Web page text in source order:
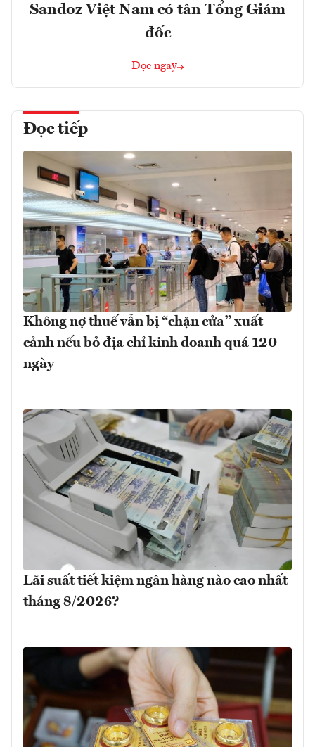
Sandoz Việt Nam có tân Tổng Giám
đốc
Đọc ngay
Đọc tiếp
Không nợ thuế vẫn bị “chặn cửa” xuất
cảnh nếu bỏ địa chỉ kinh doanh quá 120
ngày
Lãi suất tiết kiệm ngân hàng nào cao nhất
tháng 8/2026?